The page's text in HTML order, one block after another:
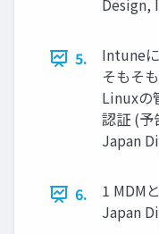
Design,
5.
Intune
そもそ
Linuxの
認証 (予
Japan
6.
1 MDM
Japan